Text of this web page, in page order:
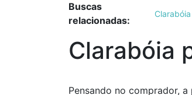
Buscas
relacionadas:
Clarabóia
Pensando no comprador,